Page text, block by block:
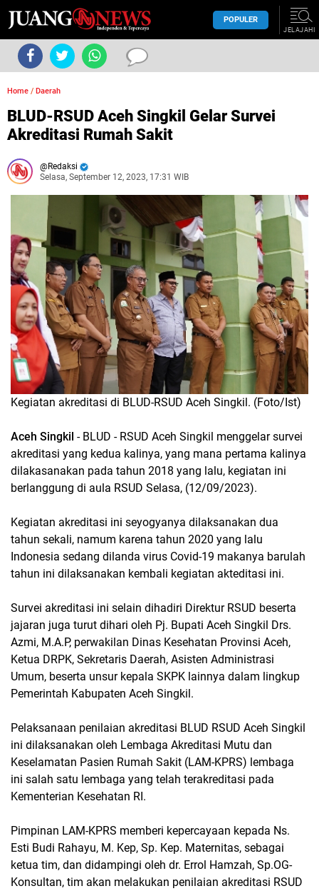
POPULER
JELAJAHI
Home / Daerah
BLUD-RSUD Aceh Singkil Gelar Survei
Akreditasi Rumah Sakit
Redaksi
Selasa, September 12, 2023, 17:31 WIB
Kegiatan akreditasi di BLUD-RSUD Aceh Singkil. (Foto/Ist)
Aceh Singkil - BLUD - RSUD Aceh Singkil menggelar survei
akreditasi yang kedua kalinya, yang mana pertama kalinya
dilakasanakan pada tahun 2018 yang lalu, kegiatan ini
berlanggung di aula RSUD Selasa, (12/09/2023).
Kegiatan akreditasi ini seyogyanya dilaksanakan dua
tahun sekali, namum karena tahun 2020 yang lalu
Indonesia sedang dilanda virus Covid-19 makanya barulah
tahun ini dilaksanakan kembali kegiatan akteditasi ini.
Survei akreditasi ini selain dihadiri Direktur RSUD beserta
jajaran juga turut dihari oleh Pj. Bupati Aceh Singkil Drs.
Azmi, M.A.P, perwakilan Dinas Kesehatan Provinsi Aceh,
Ketua DRPK, Sekretaris Daerah, Asisten Administrasi
Umum, beserta unsur kepala SKPK lainnya dalam lingkup
Pemerintah Kabupaten Aceh Singkil.
Pelaksanaan penilaian akreditasi BLUD RSUD Aceh Singkil
ini dilaksanakan oleh Lembaga Akreditasi Mutu dan
Keselamatan Pasien Rumah Sakit (LAM-KPRS) lembaga
ini salah satu lembaga yang telah terakreditasi pada
Kementerian Kesehatan RI.
Pimpinan LAM-KPRS memberi kepercayaan kepada Ns.
Esti Budi Rahayu, M. Kep, Sp. Kep. Maternitas, sebagai
ketua tim, dan didampingi oleh dr. Errol Hamzah, Sp.OG-
Konsultan, tim akan melakukan penilaian akreditasi RSUD